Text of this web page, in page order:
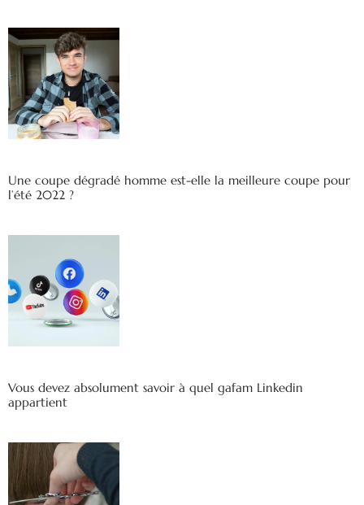
Une coupe dégradé homme est-elle la meilleure coupe pour
l’été 2022 ?
Vous devez absolument savoir à quel gafam Linkedin
appartient